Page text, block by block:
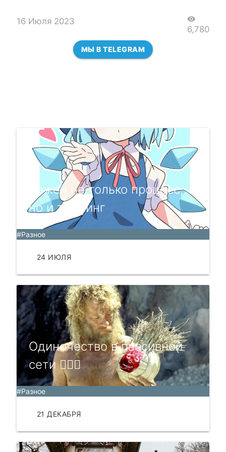
16 Июля 2023 visibility
6,780
МЫ В TELEGRAM
Важен не только процесс,
но и тайминг
#Разное
24 ИЮЛЯ
Одиночество в пассивной
сети 🚶🏻‍♂️
#Разное
21 ДЕКАБРЯ